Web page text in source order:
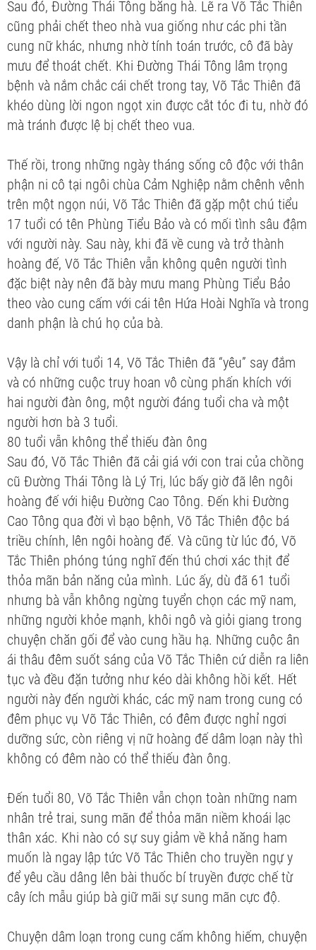
Sau đó, Đường Thái Tông băng hà. Lẽ ra Võ Tắc Thiên
cũng phải chết theo nhà vua giống như các phi tần
cung nữ khác, nhưng nhờ tính toán trước, cô đã bày
mưu để thoát chết. Khi Đường Thái Tông lâm trọng
bệnh và nắm chắc cái chết trong tay, Võ Tắc Thiên đã
khéo dùng lời ngon ngọt xin được cắt tóc đi tu, nhờ đó
mà tránh được lệ bị chết theo vua.
Thế rồi, trong những ngày tháng sống cô độc với thân
phận ni cô tại ngôi chùa Cảm Nghiệp nằm chênh vênh
trên một ngọn núi, Võ Tắc Thiên đã gặp một chú tiểu
17 tuổi có tên Phùng Tiểu Bảo và có mối tình sâu đậm
với người này. Sau này, khi đã về cung và trở thành
hoàng đế, Võ Tắc Thiên vẫn không quên người tình
đặc biệt này nên đã bày mưu mang Phùng Tiểu Bảo
theo vào cung cấm với cái tên Hứa Hoài Nghĩa và trong
danh phận là chú họ của bà.
Vậy là chỉ với tuổi 14, Võ Tắc Thiên đã “yêu” say đắm
và có những cuộc truy hoan vô cùng phấn khích với
hai người đàn ông, một người đáng tuổi cha và một
người hơn bà 3 tuổi.
80 tuổi vẫn không thể thiếu đàn ông
Sau đó, Võ Tắc Thiên đã cải giá với con trai của chồng
cũ Đường Thái Tông là Lý Trị, lúc bấy giờ đã lên ngôi
hoàng đế với hiệu Đường Cao Tông. Đến khi Đường
Cao Tông qua đời vì bạo bệnh, Võ Tắc Thiên độc bá
triều chính, lên ngôi hoàng đế. Và cũng từ lúc đó, Võ
Tắc Thiên phóng túng nghĩ đến thú chơi xác thịt để
thỏa mãn bản năng của mình. Lúc ấy, dù đã 61 tuổi
nhưng bà vẫn không ngừng tuyển chọn các mỹ nam,
những người khỏe mạnh, khôi ngô và giỏi giang trong
chuyện chăn gối để vào cung hầu hạ. Những cuộc ân
ái thâu đêm suốt sáng của Võ Tắc Thiên cứ diễn ra liên
tục và đều đặn tưởng như kéo dài không hồi kết. Hết
người này đến người khác, các mỹ nam trong cung có
đêm phục vụ Võ Tắc Thiên, có đêm được nghỉ ngơi
dưỡng sức, còn riêng vị nữ hoàng đế dâm loạn này thì
không có đêm nào có thể thiếu đàn ông.
Đến tuổi 80, Võ Tắc Thiên vẫn chọn toàn những nam
nhân trẻ trai, sung mãn để thỏa mãn niềm khoái lạc
thân xác. Khi nào có sự suy giảm về khả năng ham
muốn là ngay lập tức Võ Tắc Thiên cho truyền ngự y
để yêu cầu dâng lên bài thuốc bí truyền được chế từ
cây ích mẫu giúp bà giữ mãi sự sung mãn cực độ.
Chuyện dâm loạn trong cung cấm không hiếm, chuyện